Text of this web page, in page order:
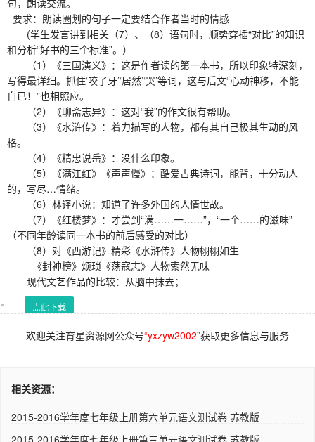
要求：朗读圈划的句子一定要结合作者当时的情感
(学生发言讲到相关（7）、（8）语句时，顺势穿插“对比”的知识
和分析“好书的三个标准”。）
（1）《三国演义》：这是作者读的第一本书，所以印象特深刻，
写得最详细。抓住‘咬了牙’‘居然’‘哭’等词，这与后文“心动神移，不能
自已！”也相照应。
（2）《聊斋志异》：这对“我”的作文很有帮助。
（3）《水浒传》：着力描写的人物，都有其自己极其生动的风
格。
（4）《精忠说岳》：没什么印象。
（5）《满江红》《声声慢》：酷爱古典诗词，能背，十分动人
的，写尽…情绪。
（6）林译小说：知道了许多外国的人情世故。
（7）《红楼梦》：才尝到“满……一……”，“一个……的滋味”
（不同年龄读同一本书的前后感受的对比）
（8）对《西游记》精彩《水浒传》人物栩栩如生
《封神榜》烦琐《荡寇志》人物索然无味
现代文艺作品的比较：从脑中抹去；
点此下载
欢迎关注育星资源网公众号“yxzyw2002”获取更多信息与服务
相关资源：
2015-2016学年度七年级上册第六单元语文测试卷 苏教版
2015-2016学年度七年级上册第三单元语文测试卷 苏教版